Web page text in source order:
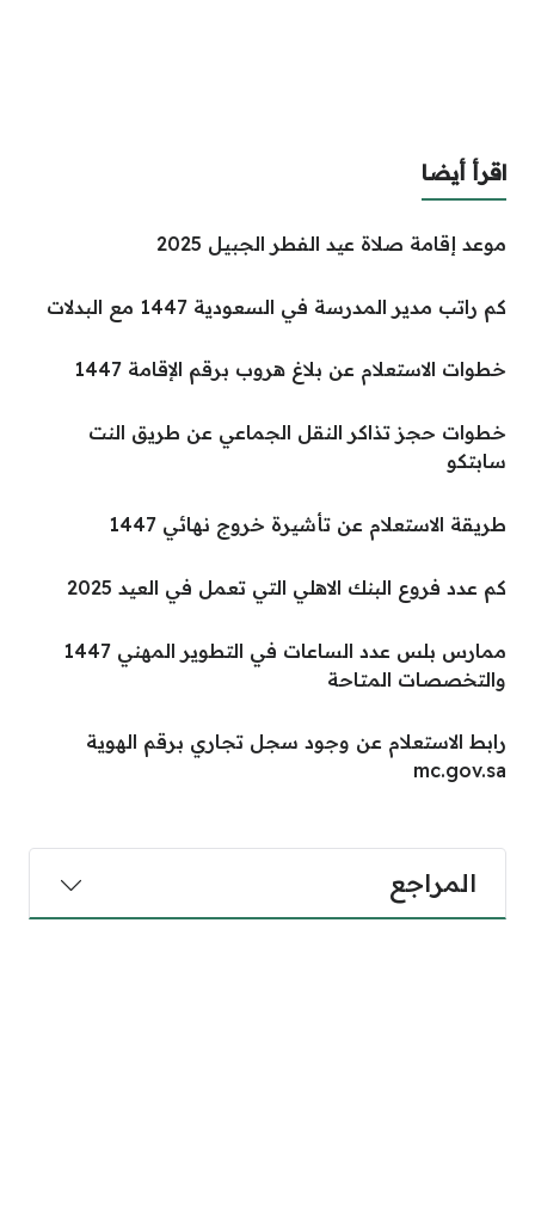
اقرأ أيضا
موعد إقامة صلاة عيد الفطر الجبيل 2025
كم راتب مدير المدرسة في السعودية 1447 مع البدلات
خطوات الاستعلام عن بلاغ هروب برقم الإقامة 1447
خطوات حجز تذاكر النقل الجماعي عن طريق النت
سابتكو
طريقة الاستعلام عن تأشيرة خروج نهائي 1447
كم عدد فروع البنك الاهلي التي تعمل في العيد 2025
ممارس بلس عدد الساعات في التطوير المهني 1447
والتخصصات المتاحة
رابط الاستعلام عن وجود سجل تجاري برقم الهوية
mc.gov.sa
المراجع